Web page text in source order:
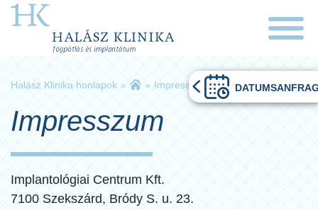
Halász Klinika honlapok » » Impresszum
Impresszum
Implantológiai Centrum Kft.
7100 Szekszárd, Bródy S. u. 23.